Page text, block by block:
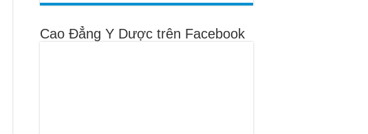
Cao Đẳng Y Dược trên Facebook